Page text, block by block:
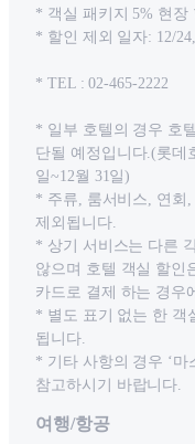
* 객실 패키지 5% 현장
* 할인 제외 일자: 12/
* TEL : 02-465-2222
* 일부 호텔의 경우 호
단될 예정입니다.(롯데
일~12월 31일)
* 주류, 룸서비스, 연회
제외됩니다.
* 상기 서비스는 다른
않으며 호텔 객실 할인
카드로 결제 하는 경우
* 별도 표기 없는 한 객
됩니다.
* 기타 사항의 경우 ‘마
참고하시기 바랍니다.
여행/항공